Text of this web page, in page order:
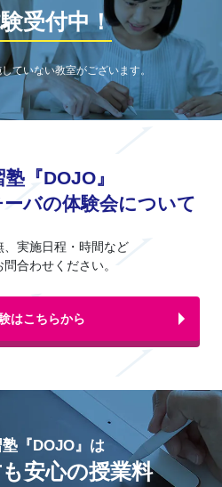
受付中！
ていない教室がございます。
『DOJO』
バの体験会について
、実施日程・時間など
合わせください。
はこちらから
『DOJO』は
安心の授業料